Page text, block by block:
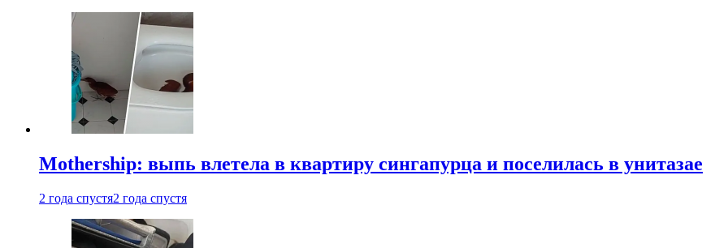
Mothership: выпь влетела в квартиру сингапурца и поселилась в унитазае
2 года спустя2 года спустя